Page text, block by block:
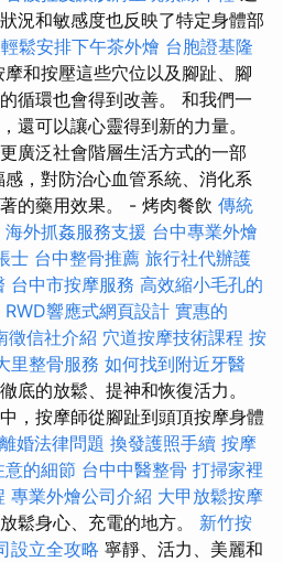
況和敏感度也反映了特定身體部
輕鬆安排下午茶外燴 台胞證基隆
摩和按壓這些穴位以及腳趾、腳
循環也會得到改善。 和我們一
還可以讓心靈得到新的力量。
廣泛社會階層生活方式的一部
，對防治心血管系統、消化系
的藥用效果。 - 烤肉餐飲 傳統
海外抓姦服務支援 台中專業外燴
士 台中整骨推薦 旅行社代辦護
台中市按摩服務 高效縮小毛孔的
RWD響應式網頁設計 實惠的
徵信社介紹 穴道按摩技術課程 按
里整骨服務 如何找到附近牙醫
底的放鬆、提神和恢復活力。
，按摩師從腳趾到頭頂按摩身體
離婚法律問題 換發護照手續 按摩
的細節 台中中醫整骨 打掃家裡
專業外燴公司介紹 大甲放鬆按摩
鬆身心、充電的地方。 新竹按
設立全攻略 寧靜、活力、美麗和